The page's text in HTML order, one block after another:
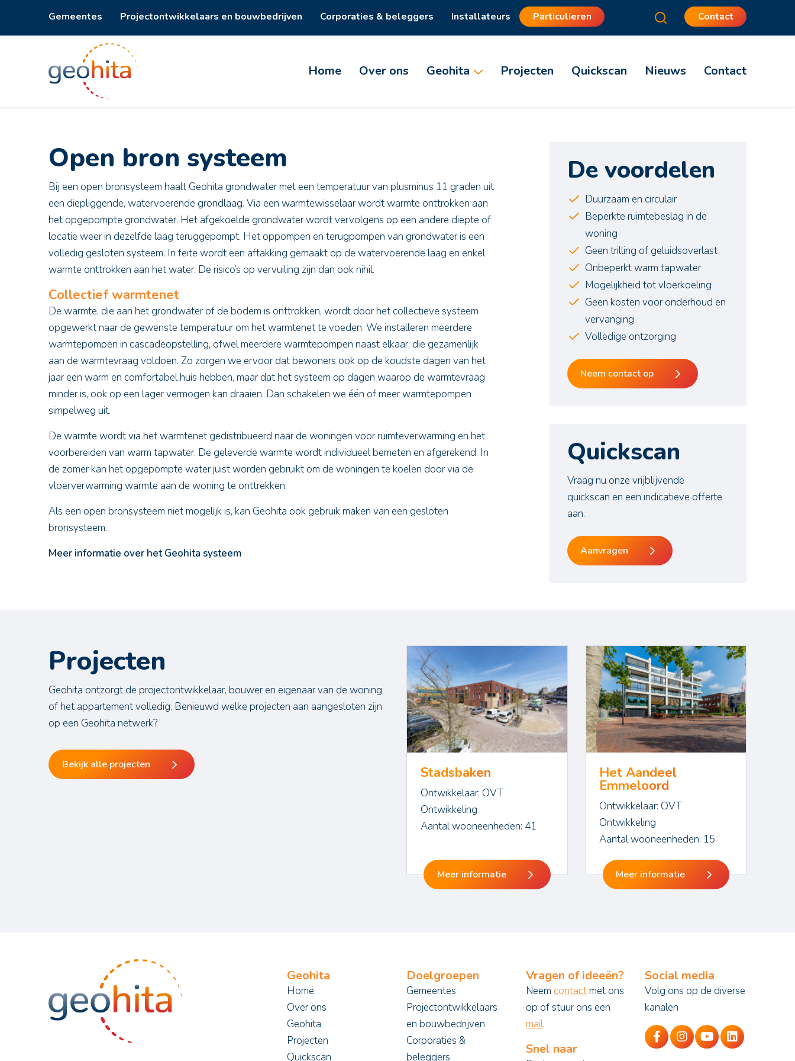
Gemeentes Projectontwikkelaars en bouwbedrijven Corporaties & beleggers Installateurs Particulieren Contact
Home Over ons Geohita Projecten Quickscan Nieuws Contact
Open bron systeem
Bij een open bronsysteem haalt Geohita grondwater met een temperatuur van plusminus 11 graden uit
een diepliggende, watervoerende grondlaag. Via een warmtewisselaar wordt warmte onttrokken aan
het opgepompte grondwater. Het afgekoelde grondwater wordt vervolgens op een andere diepte of
locatie weer in dezelfde laag teruggepompt. Het oppompen en terugpompen van grondwater is een
volledig gesloten systeem. In feite wordt een aftakking gemaakt op de watervoerende laag en enkel
warmte onttrokken aan het water. De risico’s op vervuiling zijn dan ook nihil.
Collectief warmtenet
De warmte, die aan het grondwater of de bodem is onttrokken, wordt door het collectieve systeem
opgewerkt naar de gewenste temperatuur om het warmtenet te voeden. We installeren meerdere
warmtepompen in cascadeopstelling, ofwel meerdere warmtepompen naast elkaar, die gezamenlijk
aan de warmtevraag voldoen. Zo zorgen we ervoor dat bewoners ook op de koudste dagen van het
jaar een warm en comfortabel huis hebben, maar dat het systeem op dagen waarop de warmtevraag
minder is, ook op een lager vermogen kan draaien. Dan schakelen we één of meer warmtepompen
simpelweg uit.
De warmte wordt via het warmtenet gedistribueerd naar de woningen voor ruimteverwarming en het
voorbereiden van warm tapwater. De geleverde warmte wordt individueel bemeten en afgerekend. In
de zomer kan het opgepompte water juist worden gebruikt om de woningen te koelen door via de
vloerverwarming warmte aan de woning te onttrekken.
Als een open bronsysteem niet mogelijk is, kan Geohita ook gebruik maken van een gesloten
bronsysteem.
Meer informatie over het Geohita systeem
De voordelen
Duurzaam en circulair
Beperkte ruimtebeslag in de
woning
Geen trilling of geluidsoverlast
Onbeperkt warm tapwater
Mogelijkheid tot vloerkoeling
Geen kosten voor onderhoud en
vervanging
Volledige ontzorging
Neem contact op
Quickscan
Vraag nu onze vrijblijvende
quickscan en een indicatieve offerte
aan.
Aanvragen
Projecten
Geohita ontzorgt de projectontwikkelaar, bouwer en eigenaar van de woning
of het appartement volledig. Benieuwd welke projecten aan aangesloten zijn
op een Geohita netwerk?
Bekijk alle projecten Stadsbaken
Ontwikkelaar: OVT
Ontwikkeling
Aantal wooneenheden: 41
Meer informatie
Het Aandeel
Emmeloord
Ontwikkelaar: OVT
Ontwikkeling
Aantal wooneenheden: 15
Meer informatie
Geohita
Home
Over ons
Geohita
Projecten
Quickscan
Doelgroepen
Gemeentes
Projectontwikkelaars
en bouwbedrijven
Corporaties &
beleggers
Vragen of ideeën?
Neem contactmet ons
op of stuur ons een
mail.
Snel naar
Social media
Volg ons op de diverse
kanalen